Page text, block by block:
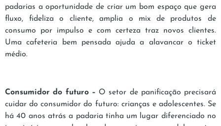
padarias a oportunidade de criar um bom espaço que gera
fluxo, fideliza o cliente, amplia o mix de produtos de
consumo por impulso e com certeza traz novos clientes.
Uma cafeteria bem pensada ajuda a alavancar o ticket
médio.
Consumidor do futuro – O setor de panificação precisará
cuidar do consumidor do futuro: crianças e adolescentes. Se
há 40 anos atrás a padaria tinha um lugar diferenciado no